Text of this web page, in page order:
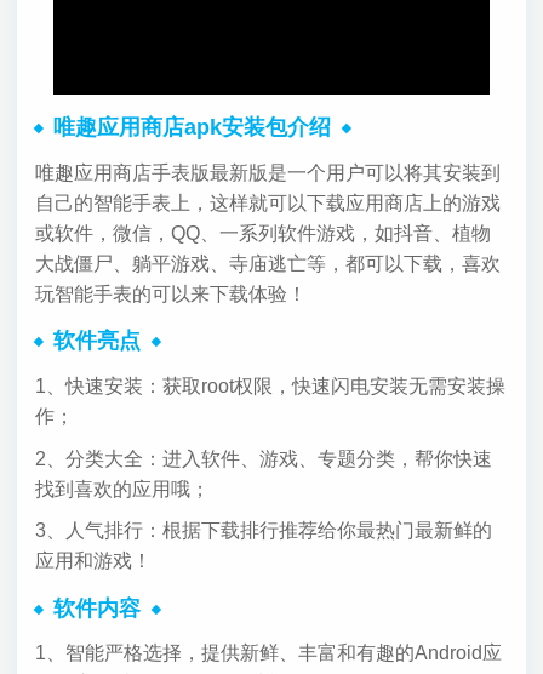
唯趣应用商店apk安装包介绍
唯趣应用商店手表版最新版是一个用户可以将其安装到
自己的智能手表上，这样就可以下载应用商店上的游戏
或软件，微信，QQ、一系列软件游戏，如抖音、植物
大战僵尸、躺平游戏、寺庙逃亡等，都可以下载，喜欢
玩智能手表的可以来下载体验！
软件亮点
1、快速安装：获取root权限，快速闪电安装无需安装操
作；
2、分类大全：进入软件、游戏、专题分类，帮你快速
找到喜欢的应用哦；
3、人气排行：根据下载排行推荐给你最热门最新鲜的
应用和游戏！
软件内容
1、智能严格选择，提供新鲜、丰富和有趣的Android应